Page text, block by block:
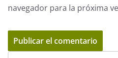
navegador para la próxima